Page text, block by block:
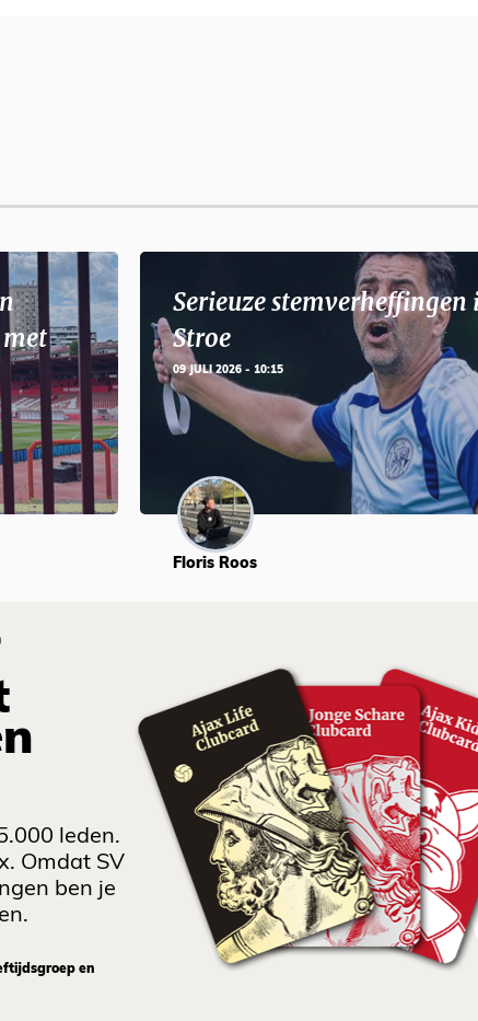
Serieuze stemverheffingen
Stroe
09 JULI 2026 - 10:15
Floris Roos
leden.
Omdat SV
ben je
en